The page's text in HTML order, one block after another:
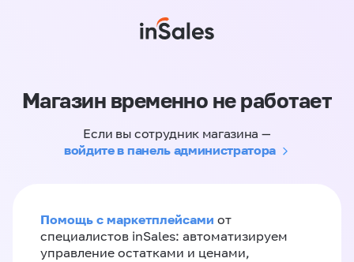
Магазин временно не работает
Если вы сотрудник магазина —
войдите в панель администратора
Помощь с маркетплейсами от
специалистов inSales: автоматизируем
управление остатками и ценами,